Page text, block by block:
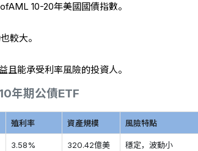
10-20年美國國債指數。
較大。
且能承受利率風險的投資人。
年期公債ETF
殖利率 資產規模 風險特點
3.58%
320.42億美
穩定，波動小